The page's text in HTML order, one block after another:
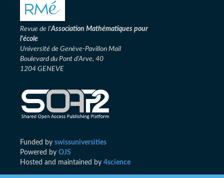
Revue de l'Association Mathématiques pour
l'école
Université de Genève-Pavillon Mail
Boulevard du Pont d’Arve, 40
1204 GENEVE
Funded by swissuniversities
Powered by OJS
Hosted and maintained by 4science